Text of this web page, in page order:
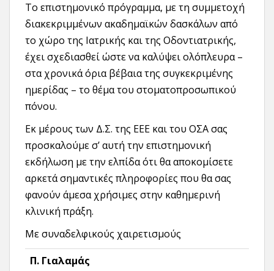
Το επιστημονικό πρόγραμμα, με τη συμμετοχή
διακεκριμμένων ακαδημαϊκών δασκάλων από
το χώρο της Ιατρικής και της Οδοντιατρικής,
έχει σχεδιασθεί ώστε να καλύψει ολόπλευρα –
στα χρονικά όρια βέβαια της συγκεκριμένης
ημερίδας – το θέμα του στοματοπροσωπικού
πόνου.
Εκ μέρους των Δ.Σ. της ΕΕΕ και του ΟΣΑ σας
προσκαλούμε σ’ αυτή την επιστημονική
εκδήλωση με την ελπίδα ότι θα αποκομίσετε
αρκετά σημαντικές πληροφορίες που θα σας
φανούν άμεσα χρήσιμες στην καθημερινή
κλινική πράξη.
Με συναδελφικούς χαιρετισμούς
Π. Γιαλαμάς